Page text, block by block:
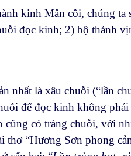
kinh Mân côi, chúng ta
đọc kinh; 2) bộ thánh
nhất là xâu chuỗi (“lần
để đọc kinh không
cũng có tràng chuỗi, với
thơ “Hương Sơn phong